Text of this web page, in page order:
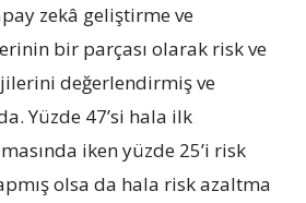
zekâ geliştirme ve
bir parçası olarak risk ve
değerlendirmiş ve
Yüzde 47’si hala ilk
iken yüzde 25’i risk
olsa da hala risk azaltma